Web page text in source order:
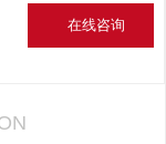
在线咨询